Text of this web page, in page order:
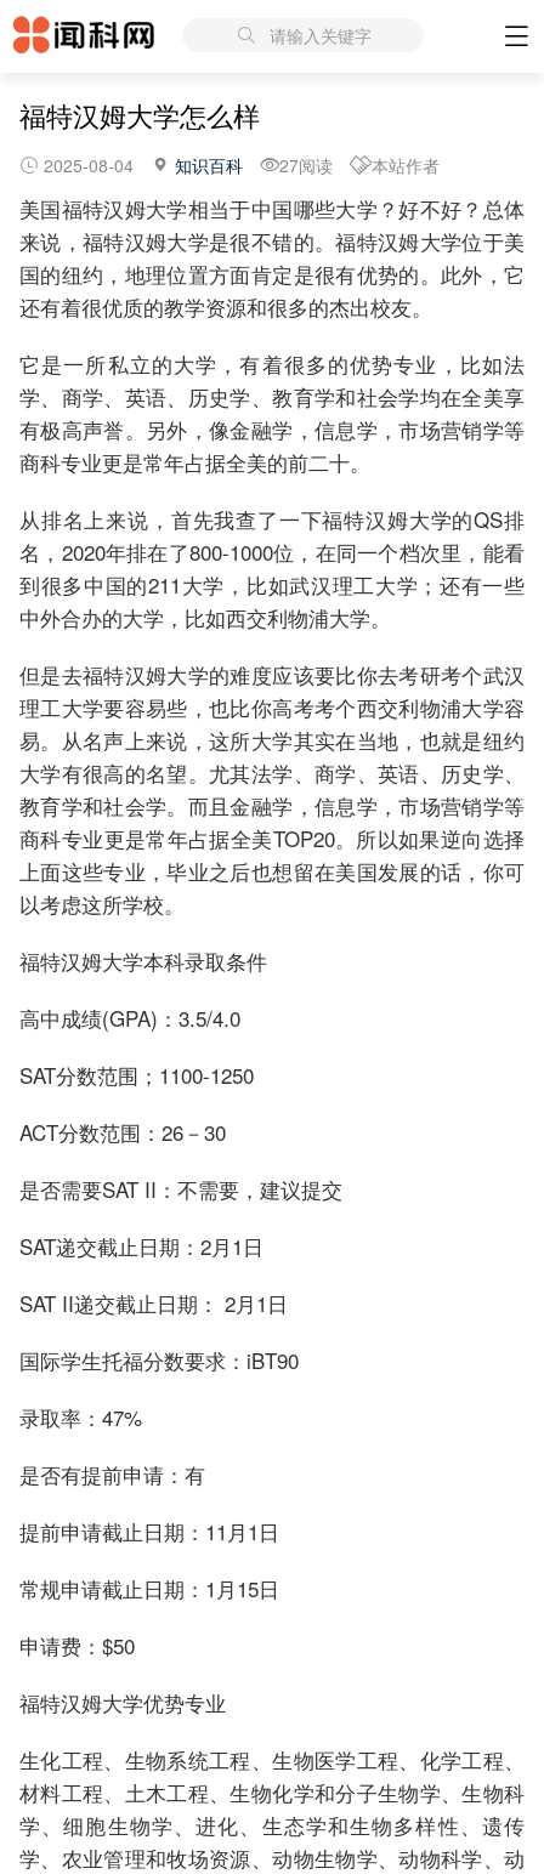
请输入关键字
福特汉姆大学怎么样
2025-08-04 知识百科 27阅读 本站作者
美国福特汉姆大学相当于中国哪些大学？好不好？总体
来说，福特汉姆大学是很不错的。福特汉姆大学位于美
国的纽约，地理位置方面肯定是很有优势的。此外，它
还有着很优质的教学资源和很多的杰出校友。
它是一所私立的大学，有着很多的优势专业，比如法
学、商学、英语、历史学、教育学和社会学均在全美享
有极高声誉。另外，像金融学，信息学，市场营销学等
商科专业更是常年占据全美的前二十。
从排名上来说，首先我查了一下福特汉姆大学的QS排
名，2020年排在了800-1000位，在同一个档次里，能看
到很多中国的211大学，比如武汉理工大学；还有一些
中外合办的大学，比如西交利物浦大学。
但是去福特汉姆大学的难度应该要比你去考研考个武汉
理工大学要容易些，也比你高考考个西交利物浦大学容
易。从名声上来说，这所大学其实在当地，也就是纽约
大学有很高的名望。尤其法学、商学、英语、历史学、
教育学和社会学。而且金融学，信息学，市场营销学等
商科专业更是常年占据全美TOP20。所以如果逆向选择
上面这些专业，毕业之后也想留在美国发展的话，你可
以考虑这所学校。
福特汉姆大学本科录取条件
高中成绩(GPA)：3.5/4.0
SAT分数范围；1100-1250
ACT分数范围：26－30
是否需要SAT II：不需要，建议提交
SAT递交截止日期：2月1日
SAT II递交截止日期： 2月1日
国际学生托福分数要求：iBT90
录取率：47%
是否有提前申请：有
提前申请截止日期：11月1日
常规申请截止日期：1月15日
申请费：$50
福特汉姆大学优势专业
生化工程、生物系统工程、生物医学工程、化学工程、
材料工程、土木工程、生物化学和分子生物学、生物科
学、细胞生物学、进化、生态学和生物多样性、遗传
学、农业管理和牧场资源、动物生物学、动物科学、动